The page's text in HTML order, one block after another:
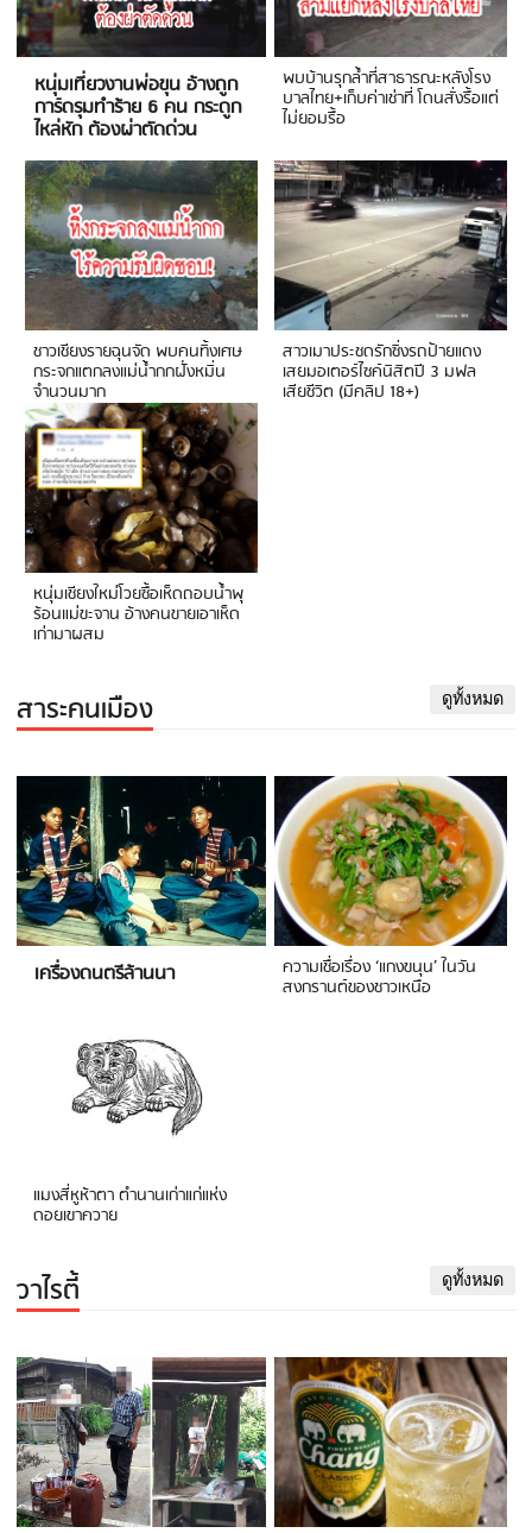
หนุ่มเที่ยวงานพ่อขุน อ้างถูก
การ์ดรุมทำร้าย 6 คน กระดูก
ไหล่หัก ต้องผ่าตัดด่วน
พบบ้านรุกล้ำที่สาธารณะหลังโรง
บาลไทย+เก็บค่าเช่าที่ โดนสั่งรื้อแต่
ไม่ยอมรื้อ
ชาวเชียงรายฉุนจัด พบคนทิ้งเศษ
กระจกแตกลงแม่น้ำกกฝั่งหมิ่น
จำนวนมาก
สาวเมาประชดรักซิ่งรถป้ายแดง
เสยมอเตอร์ไซค์นิสิตปี 3 มฟล
เสียชีวิต (มีคลิป 18+)
หนุ่มเชียงใหม่โวยซื้อเห็ดถอบน้ำพุ
ร้อนแม่ขะจาน อ้างคนขายเอาเห็ด
เก่ามาผสม
สาระคนเมือง ดูทั้งหมด
เครื่องดนตรีล้านนา ความเชื่อเรื่อง ‘แกงขนุน’ ในวัน
สงกรานต์ของชาวเหนือ
แมงสี่หูห้าตา ตำนานเก่าแก่แห่ง
ดอยเขาควาย
วาไรตี้ ดูทั้งหมด